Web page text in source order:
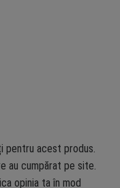
pentru acest produs.
au cumpărat pe site.
opinia ta în mod